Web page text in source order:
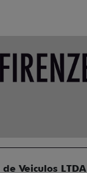
Veiculos LTDA